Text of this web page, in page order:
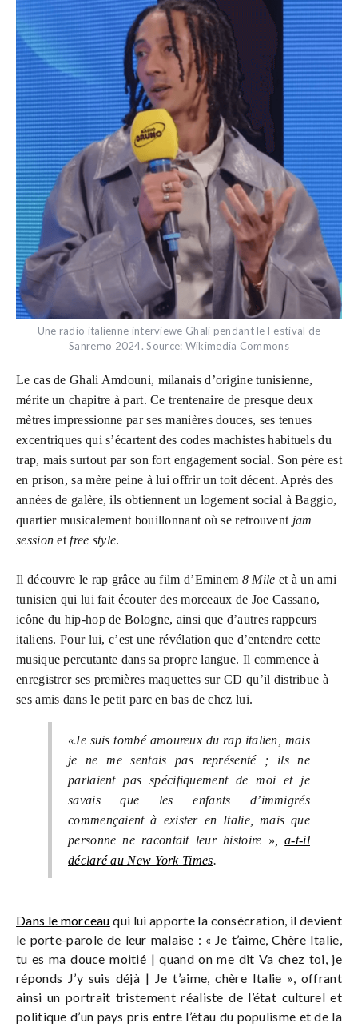
Une radio italienne interviewe Ghali pendant le Festival de
Sanremo 2024. Source: Wikimedia Commons
Le cas de Ghali Amdouni, milanais d’origine tunisienne,
mérite un chapitre à part. Ce trentenaire de presque deux
mètres impressionne par ses manières douces, ses tenues
excentriques qui s’écartent des codes machistes habituels du
trap, mais surtout par son fort engagement social. Son père est
en prison, sa mère peine à lui offrir un toit décent. Après des
années de galère, ils obtiennent un logement social à Baggio,
quartier musicalement bouillonnant où se retrouvent jam
session etfree style.
Il découvre le rap grâce au film d’Eminem 8 Mile et à un ami
tunisien qui lui fait écouter des morceaux de Joe Cassano,
icône du hip-hop de Bologne, ainsi que d’autres rappeurs
italiens. Pour lui, c’est une révélation que d’entendre cette
musique percutante dans sa propre langue. Il commence à
enregistrer ses premières maquettes sur CD qu’il distribue à
ses amis dans le petit parc en bas de chez lui.
«Je suis tombé amoureux du rap italien, mais
je ne me sentais pas représenté ; ils ne
parlaient pas spécifiquement de moi et je
savais que les enfants d’immigrés
commençaient à exister en Italie, mais que
personne ne racontait leur histoire »,a-t-il
déclaré au New York Times.
Dans le morceau qui lui apporte la consécration, il devient
le porte-parole de leur malaise : « Je t’aime, Chère Italie,
tu es ma douce moitié | quand on me dit Va chez toi, je
réponds J’y suis déjà | Je t’aime, chère Italie », offrant
ainsi un portrait tristement réaliste de l’état culturel et
politique d’un pays pris entre l’étau du populisme et de la